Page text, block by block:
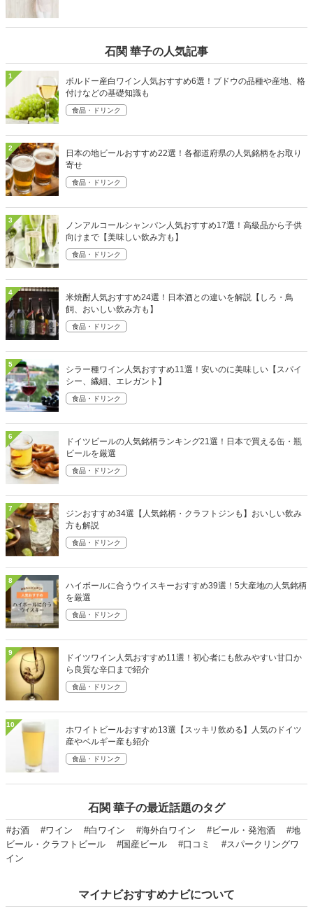
石関 華子の人気記事
1
ボルドー産白ワイン人気おすすめ6選！ブドウの品種や産地、格
付けなどの基礎知識も
食品・ドリンク
2
日本の地ビールおすすめ22選！各都道府県の人気銘柄をお取り
寄せ
食品・ドリンク
3
ノンアルコールシャンパン人気おすすめ17選！高級品から子供
向けまで【美味しい飲み方も】
食品・ドリンク
4
米焼酎人気おすすめ24選！日本酒との違いを解説【しろ・鳥
飼、おいしい飲み方も】
食品・ドリンク
5
シラー種ワイン人気おすすめ11選！安いのに美味しい【スパイ
シー、繊細、エレガント】
食品・ドリンク
6
ドイツビールの人気銘柄ランキング21選！日本で買える缶・瓶
ビールを厳選
食品・ドリンク
7
ジンおすすめ34選【人気銘柄・クラフトジンも】おいしい飲み
方も解説
食品・ドリンク
8
ハイボールに合うウイスキーおすすめ39選！5大産地の人気銘柄
を厳選
食品・ドリンク
9
ドイツワイン人気おすすめ11選！初心者にも飲みやすい甘口か
ら良質な辛口まで紹介
食品・ドリンク
10
ホワイトビールおすすめ13選【スッキリ飲める】人気のドイツ
産やベルギー産も紹介
食品・ドリンク
石関 華子の最近話題のタグ
#お酒 #ワイン #白ワイン #海外白ワイン #ビール・発泡酒
#地
ビール・クラフトビール
#国産ビール #口コミ
#スパークリングワ
イン
マイナビおすすめナビについて